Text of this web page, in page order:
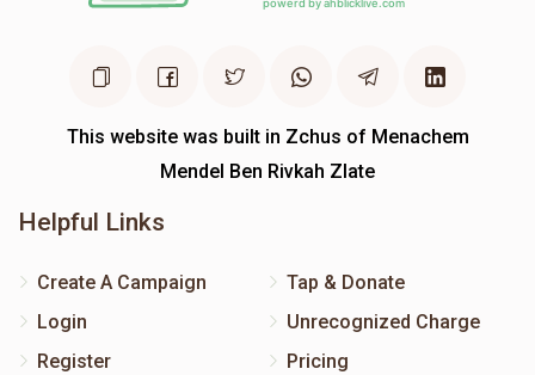
This website was built in Zchus of Menachem
Mendel Ben Rivkah Zlate
Helpful Links
Create A Campaign
Login
Register
Tap & Donate
Unrecognized Charge
Pricing